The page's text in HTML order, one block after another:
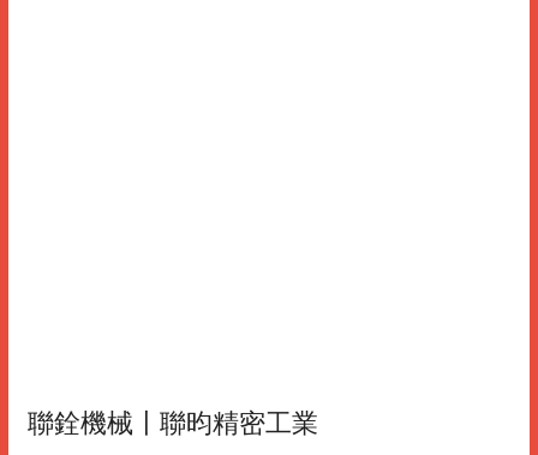
聯銓機械〡聯昀精密工業